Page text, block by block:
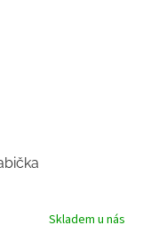
Skladem u nás